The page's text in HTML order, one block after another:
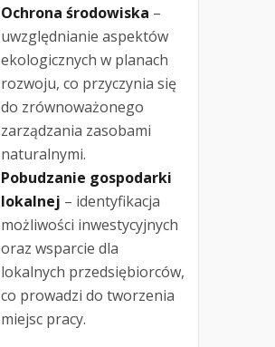
Ochrona środowiska –
uwzględnianie aspektów
ekologicznych w planach
rozwoju, co przyczynia się
do zrównoważonego
zarządzania zasobami
naturalnymi.
Pobudzanie gospodarki
lokalnej – identyfikacja
możliwości inwestycyjnych
oraz wsparcie dla
lokalnych przedsiębiorców,
co prowadzi do tworzenia
miejsc pracy.